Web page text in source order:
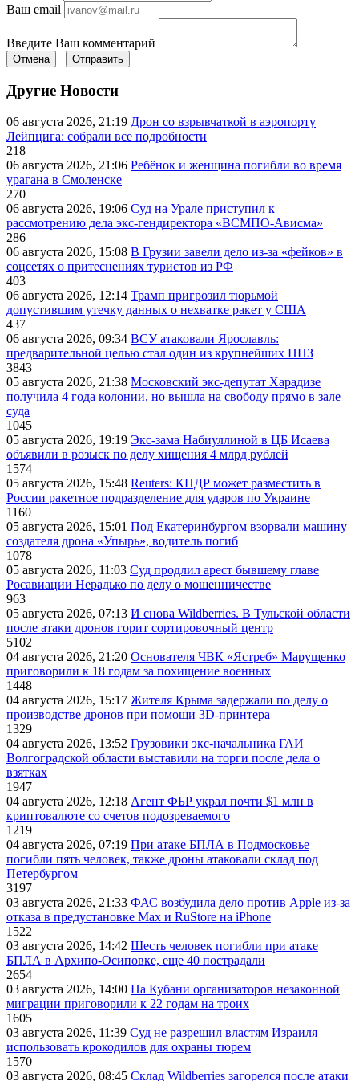
Ваш email
Введите Ваш комментарий
Отмена Отправить
Другие Новости
06 августа 2026, 21:19 Дрон со взрывчаткой в аэропорту
Лейпцига: собрали все подробности
218
06 августа 2026, 21:06 Ребёнок и женщина погибли во время
урагана в Смоленске
270
06 августа 2026, 19:06 Суд на Урале приступил к
рассмотрению дела экс-гендиректора «ВСМПО-Ависма»
286
06 августа 2026, 15:08 В Грузии завели дело из-за «фейков» в
соцсетях о притеснениях туристов из РФ
403
06 августа 2026, 12:14 Трамп пригрозил тюрьмой
допустившим утечку данных о нехватке ракет у США
437
06 августа 2026, 09:34 ВСУ атаковали Ярославль:
предварительной целью стал один из крупнейших НПЗ
3843
05 августа 2026, 21:38 Московский экс-депутат Харадизе
получила 4 года колонии, но вышла на свободу прямо в зале
суда
1045
05 августа 2026, 19:19 Экс-зама Набиуллиной в ЦБ Исаева
объявили в розыск по делу хищения 4 млрд рублей
1574
05 августа 2026, 15:48 Reuters: КНДР может разместить в
России ракетное подразделение для ударов по Украине
1160
05 августа 2026, 15:01 Под Екатеринбургом взорвали машину
создателя дрона «Упырь», водитель погиб
1078
05 августа 2026, 11:03 Суд продлил арест бывшему главе
Росавиации Нерадько по делу о мошенничестве
963
05 августа 2026, 07:13 И снова Wildberries. В Тульской области
после атаки дронов горит сортировочный центр
5102
04 августа 2026, 21:20 Основателя ЧВК «Ястреб» Марущенко
приговорили к 18 годам за похищение военных
1448
04 августа 2026, 15:17 Жителя Крыма задержали по делу о
производстве дронов при помощи 3D‑принтера
1329
04 августа 2026, 13:52 Грузовики экс-начальника ГАИ
Волгоградской области выставили на торги после дела о
взятках
1947
04 августа 2026, 12:18 Агент ФБР украл почти $1 млн в
криптовалюте со счетов подозреваемого
1219
04 августа 2026, 07:19 При атаке БПЛА в Подмосковье
погибли пять человек, также дроны атаковали склад под
Петербургом
3197
03 августа 2026, 21:33 ФАС возбудила дело против Apple из-за
отказа в предустановке Max и RuStore на iPhone
1522
03 августа 2026, 14:42 Шесть человек погибли при атаке
БПЛА в Архипо-Осиповке, еще 40 пострадали
2654
03 августа 2026, 14:00 На Кубани организаторов незаконной
миграции приговорили к 22 годам на троих
1605
03 августа 2026, 11:39 Суд не разрешил властям Израиля
использовать крокодилов для охраны тюрем
1570
03 августа 2026, 08:45 Склад Wildberries загорелся после атаки